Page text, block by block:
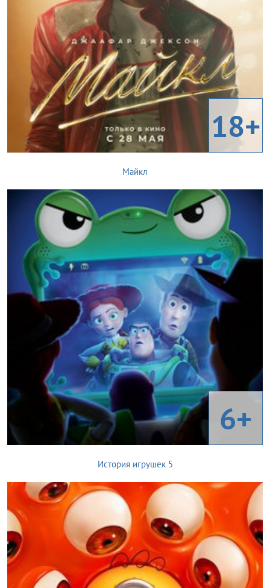
18+
Майкл
6+
История игрушек 5